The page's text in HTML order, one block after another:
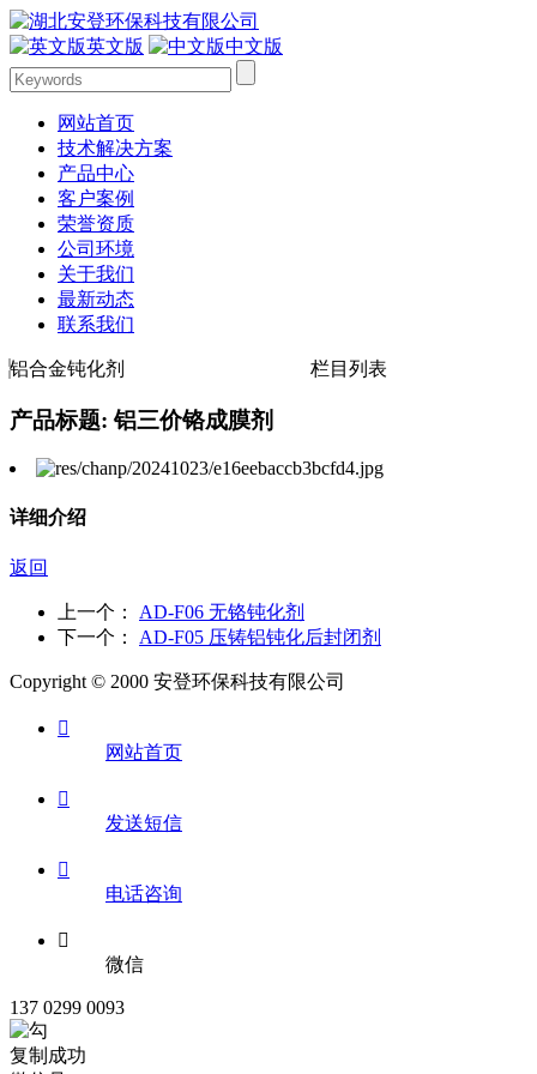
英文版 中文版
网站首页
技术解决方案
产品中心
客户案例
荣誉资质
公司环境
关于我们
最新动态
联系我们
铝合金钝化剂 栏目列表
产品标题: 铝三价铬成膜剂
详细介绍
返回
上一个： AD-F06 无铬钝化剂
下一个： AD-F05 压铸铝钝化后封闭剂
Copyright © 2000 安登环保科技有限公司

网站首页

发送短信

电话咨询

微信
137 0299 0093
复制成功